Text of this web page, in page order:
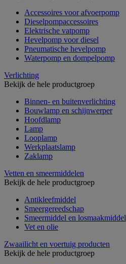
Accessoires voor afvoerpomp
Dieselpompaccessoires
Elektrische vatpomp
Hevelpomp voor diesel
Pneumatische hevelpomp
Waterpomp en dompelpomp
Verlichting
Bekijk de hele productgroep
Binnen- en buitenverlichting
Bouwlamp en schijnwerper
Hoofdlamp
Lamp
Looplamp
Werkplaatslamp
Zaklamp
Vetten en smeermiddelen
Bekijk de hele productgroep
Antikleefmiddel
Smeergereedschap
Smeermiddel en losmaakmiddel
Vet en olie
Zwaailicht en voertuig producten
Bekijk de hele productgroep